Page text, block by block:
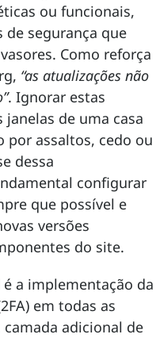
ou funcionais,
de segurança que
Como reforça
“as atualizações não
. Ignorar estas
de uma casa
por assaltos, cedo ou
dessa
configurar
que possível e
versões
do site.
a implementação da
em todas as
adicional de